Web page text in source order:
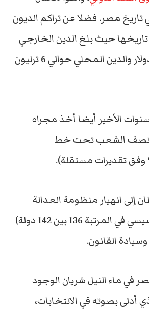
تاريخ مصر. فضلا عن تراكم الديون
حيث بلغ الدين الخارجي
حوالي 167 مليار دولار والدين المحلي حوالي 6 ترليون
الأخير أيضا أخذ مجراه
نصف الشعب تحت خط
انهيار منظومة العدالة
(مصر في عهد السيسي في المرتبة 136 بين 142 دولة)
القانون.
ماء النيل شريان الوجود
أدلى بصوته في الانتخابات،